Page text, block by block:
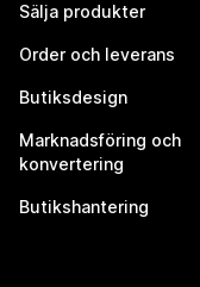
Sälja produkter
Order och leverans
Butiksdesign
Marknadsföring och
konvertering
Butikshantering